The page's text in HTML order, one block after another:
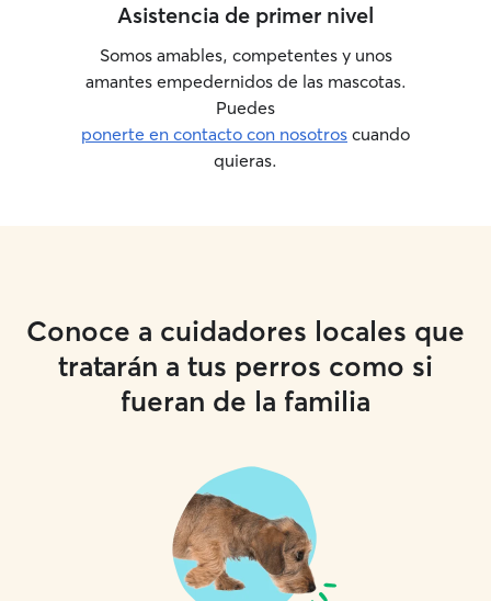
Asistencia de primer nivel
Somos amables, competentes y unos
amantes empedernidos de las mascotas.
Puedes
ponerte en contacto con nosotros cuando
quieras.
Conoce a cuidadores locales que
tratarán a tus perros como si
fueran de la familia